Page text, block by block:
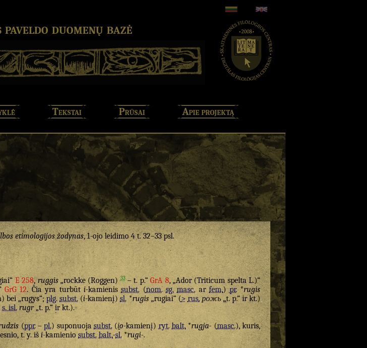
duomenų bazė
Tekstai Prūsai Apie projektą
etimologijos žodynas, 1-ojo leidimo 4 t. 32–33 psl.
E 258,ruggis„rockke (Roggen)33– t. p.“GrA 8, „Ador (Triticum spelta L.)“
GrG 12. Čia yra turbūti-kamienissubst.(nom. sg. masc.arfem.)pr.*rugis
bei „rugys“;plg. subst.(i-kamienį)sl.*rugis„rugiai“ (> rus. рожь„t. p.“ ir kt.)
s. isl. rugr„t. p.“ ir kt.).
(ppr.–pl.) suponuojasubst.(i̯o-kamienį)ryt. balt.*rugja-(masc.), kuris,
t. y. iš i-kamieniosubst. balt.-sl. *rugi-.